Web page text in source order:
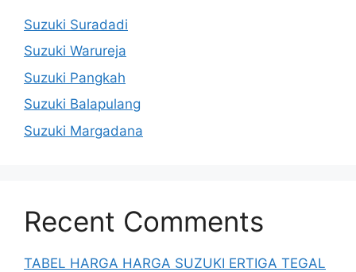
Suzuki Suradadi
Suzuki Warureja
Suzuki Pangkah
Suzuki Balapulang
Suzuki Margadana
Recent Comments
TABEL HARGA HARGA SUZUKI ERTIGA TEGAL